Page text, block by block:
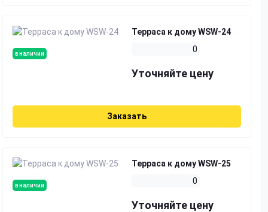
в наличии
Терраса к дому WSW-24
0
Уточняйте цену
Заказать
в наличии
Терраса к дому WSW-25
0
Уточняйте цену